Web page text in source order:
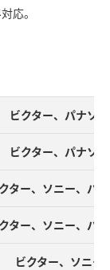
応。
ビクター、パナソ
ビクター、パナソ
ター、ソニー、パ
ター、ソニー、パ
ビクター、ソニー